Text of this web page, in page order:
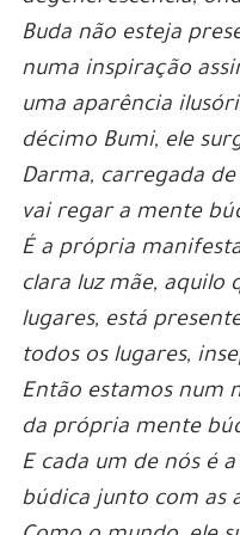
Buda não esteja
numa inspiração
uma aparência
décimo Bumi, ele
Darma, carregada
vai regar a mente
É a própria
clara luz mãe, aquilo
lugares, está
todos os lugares,
Então estamos num
da própria mente
E cada um de nós é
búdica junto com as